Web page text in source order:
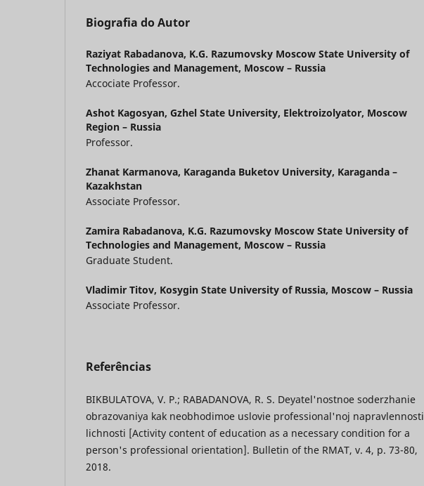
Biografia do Autor
Raziyat Rabadanova, K.G. Razumovsky Moscow State University of
Technologies and Management, Moscow – Russia
Accociate Professor.
Ashot Kagosyan, Gzhel State University, Elektroizolyator, Moscow
Region – Russia
Professor.
Zhanat Karmanova, Karaganda Buketov University, Karaganda –
Kazakhstan
Associate Professor.
Zamira Rabadanova, K.G. Razumovsky Moscow State University of
Technologies and Management, Moscow – Russia
Graduate Student.
Vladimir Titov, Kosygin State University of Russia, Moscow – Russia
Associate Professor.
Referências
BIKBULATOVA, V. P.; RABADANOVA, R. S. Deyatel'nostnoe soderzhanie
obrazovaniya kak neobhodimoe uslovie professional'noj napravlennosti
lichnosti [Activity content of education as a necessary condition for a
person's professional orientation]. Bulletin of the RMAT, v. 4, p. 73-80,
2018.